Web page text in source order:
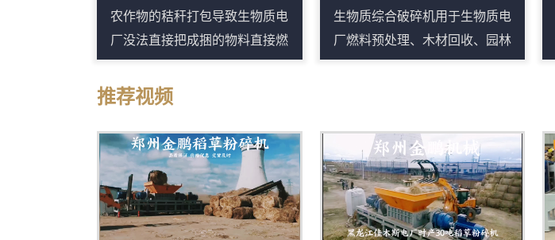
农作物的秸秆打包导致生物质电
厂没法直接把成捆的物料直接燃
烧，所以金鹏机械根据这一现状
所研发出来的大型稻草粉碎机就
能很简单的解决这些问题。稻草
捆粉碎机在吸收多种粉碎机设备
优点的基础上，充分运用冲击、
剪切、相互挤压、研磨等理论精
心研制出来的，稻草捆粉碎机主
要用于粉碎各类稻草，该设备的
生物质综合破碎机用于生物质电
厂燃料预处理、木材回收、园林
废弃物资源化和秸秆综合利用等
大体积木质物料。设备采用强力
进料和重型破碎结构，能把松散
或不规则原料整理成便于输送、
堆放和后续加工的碎料。根据生
产线需求，可配套上料输送、磁
推荐视频